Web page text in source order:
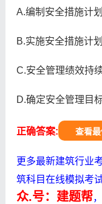
A.编制安全措施计划
B.实施安全措施计划
C.安全管理绩效持
D.确定安全管理目
正确答案: 查看
更多最新建筑行业
筑科目在线模拟考
众.号：建题帮